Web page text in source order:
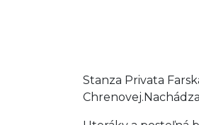
Stanza Privata